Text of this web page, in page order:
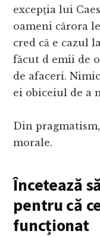
excepția lui
oameni cărora
cred că e cazul
făcut d emii de
de afaceri.
ei obiceiul de a
Din
morale.
Încetează
pentru că
funcționat